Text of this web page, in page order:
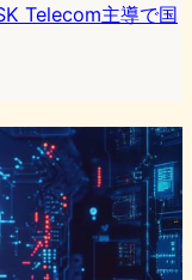
Telecom主導で国